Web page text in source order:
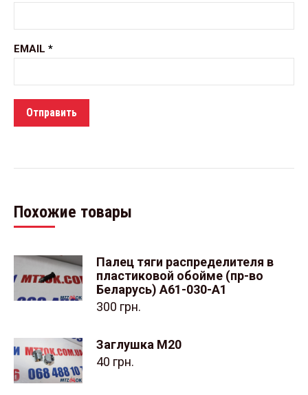
EMAIL *
Похожие товары
Палец тяги распределителя в
пластиковой обойме (пр-во
Беларусь) А61-030-А1
300 грн.
Заглушка М20
40 грн.